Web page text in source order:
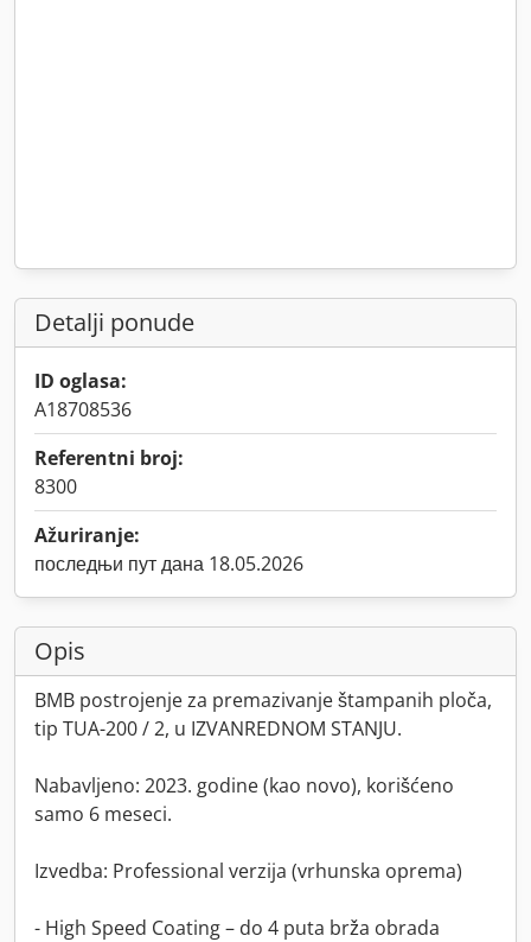
Detalji ponude
ID oglasa:
A18708536
Referentni broj:
8300
Ažuriranje:
последњи пут дана 18.05.2026
Opis
BMB postrojenje za premazivanje štampanih ploča,
tip TUA-200 / 2, u IZVANREDNOM STANJU.
Nabavljeno: 2023. godine (kao novo), korišćeno
samo 6 meseci.
Izvedba: Professional verzija (vrhunska oprema)
- High Speed Coating – do 4 puta brža obrada